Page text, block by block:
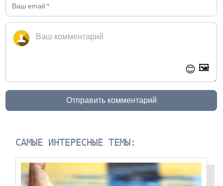
😊 🖼️
Отправить комментарий
САМЫЕ ИНТЕРЕСНЫЕ ТЕМЫ: